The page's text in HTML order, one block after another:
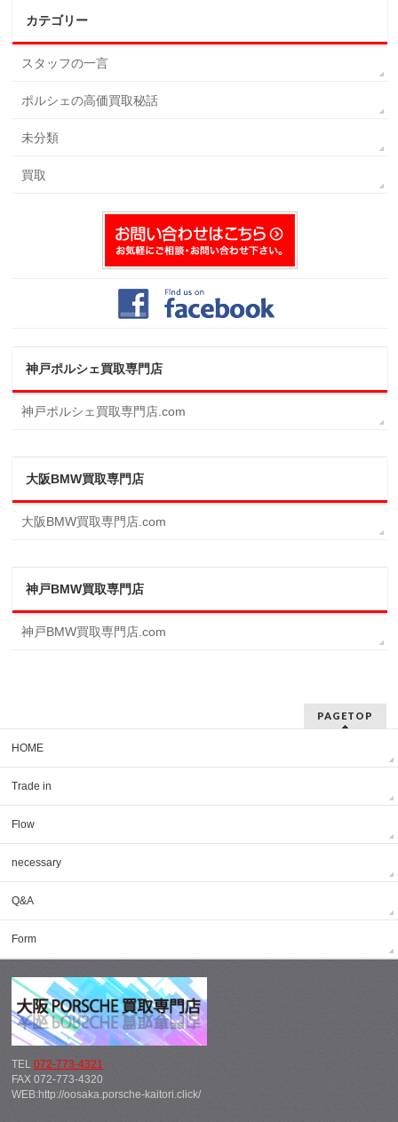
カテゴリー
スタッフの一言
ポルシェの高価買取秘話
未分類
買取
神戸ポルシェ買取専門店
神戸ポルシェ買取専門店.com
大阪BMW買取専門店
大阪BMW買取専門店.com
神戸BMW買取専門店
神戸BMW買取専門店.com
PAGETOP
HOME
Trade in
Flow
necessary
Q&A
Form
TEL072-773-4321
FAX 072-773-4320
WEB:http://oosaka.porsche-kaitori.click/